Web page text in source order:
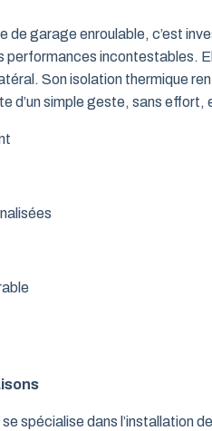
de garage enroulable, c’est
performances incontestables.
Son isolation thermique
d’un simple geste, sans effort,
spécialise dans l’installation